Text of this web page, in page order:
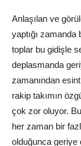
Anlaşılan ve
yaptığı
toplar bu gidişle
deplasmanda
zamanından
rakip takımın
çok zor oluyor.
her zaman bir
olduğunca geriye